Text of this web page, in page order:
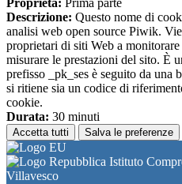
Proprieta: Prima parte
Descrizione: Questo nome di
analisi web open source Piwik.
proprietari di siti Web a
misurare le prestazioni del sito. È
prefisso _pk_ses è seguito da una
si ritiene sia un codice di
cookie.
Durata: 30 minuti
Accetta tutti Salva le preferenze
Istituto
Villavesco